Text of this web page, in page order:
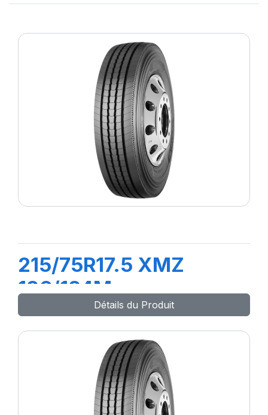
215/75R17.5 XMZ
126/124M
Détails du Produit